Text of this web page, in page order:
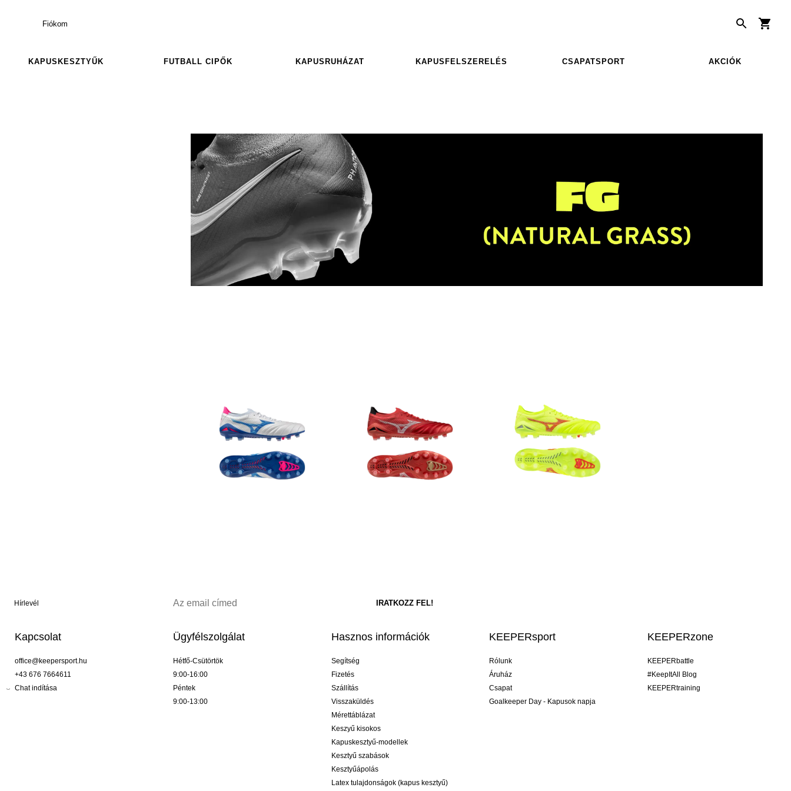
Fiókom
KAPUSKESZTYŰK FUTBALL CIPŐK KAPUSRUHÁZAT KAPUSFELSZERELÉS CSAPATSPORT AKCIÓK
Hírlevél
Kapcsolat
office@keepersport.hu
+43 676 7664611
Chat indítása
Ügyfélszolgálat
Hétfő-Csütörtök
9:00-16:00
Péntek
9:00-13:00
Hasznos információk
Segítség
Fizetés
Szállítás
Visszaküldés
Mérettáblázat
Keszyű kisokos
Kapuskesztyű-modellek
Kesztyű szabások
Kesztyűápolás
Latex tulajdonságok (kapus kesztyű)
KEEPERsport
Rólunk
Áruház
Csapat
Goalkeeper Day - Kapusok napja
KEEPERzone
KEEPERbattle
#KeepItAll Blog
KEEPERtraining